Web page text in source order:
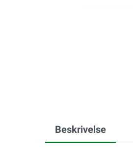
Beskrivelse